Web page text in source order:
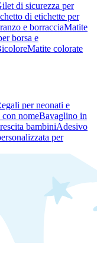
di sicurezza per
di etichette per
e borracciaMatite
borsa e
Matite colorate
per neonati e
nomeBavaglino in
bambiniAdesivo
per